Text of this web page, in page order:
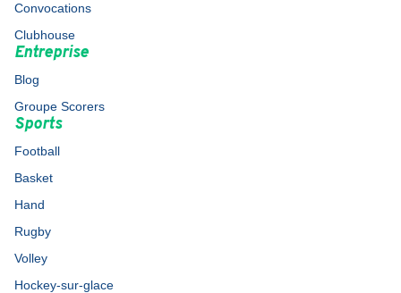
Convocations
Clubhouse
Entreprise
Blog
Groupe Scorers
Sports
Football
Basket
Hand
Rugby
Volley
Hockey-sur-glace